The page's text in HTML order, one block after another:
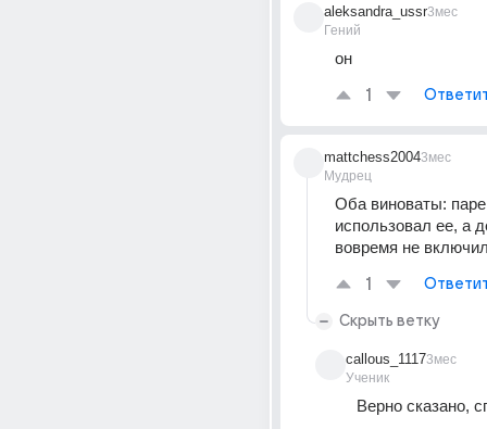
aleksandra_ussr
Гений
3мес
он
1
mattchess2004
Мудрец
3мес
Оба виноваты:
использовал ее, а
вовремя не
1
Скрыть ветку
callous_1117
Ученик
3мес
Верно сказано,